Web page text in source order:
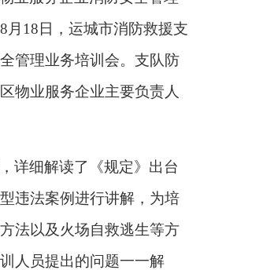
8月18日，运城市消防救援支
管理业务培训会。支队防
物业服务企业主要负责人
详细解读了《规定》出台
违法案例进行讲解，为培
法以及火场自救逃生等方
人员提出的问题一一解